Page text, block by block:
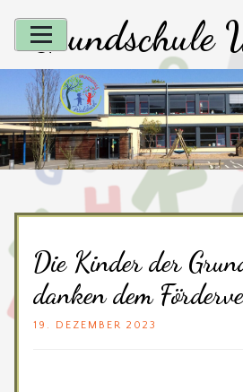
contentGrundschule
Die Kinder der
danken dem
19. DEZEMBER 2023